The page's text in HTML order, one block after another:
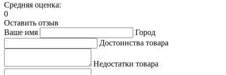
Средняя оценка:
0
Оставить отзыв
Ваше имя
Город
Достоинства товара
Недостатки товара